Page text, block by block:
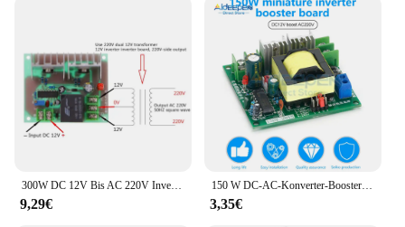
9,29€
150 W DC-AC-Konverter-Booster-Modul 12 V auf 110 V, 200 V, 220 V, 280 V, 150 W Wechselrichter-Boost-Board-Transformator
3,35€